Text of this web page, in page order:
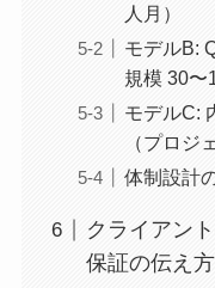
人月）
モデルB:
規模 30〜
モデルC:
（プロジ
体制設計
クライアン
保証の伝え方